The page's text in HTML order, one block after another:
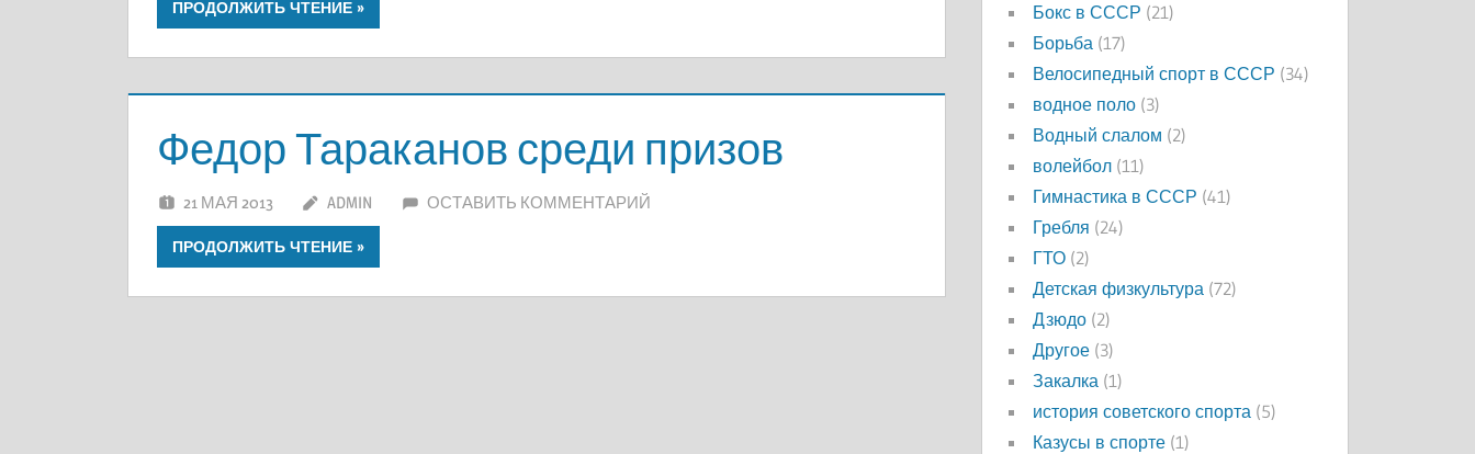
ПРОДОЛЖИТЬ ЧТЕНИЕ
Федор Тараканов среди призов
21 МАЯ 2013 ADMIN ОСТАВИТЬ КОММЕНТАРИЙ
ПРОДОЛЖИТЬ ЧТЕНИЕ
Бокс в СССР (21)
Борьба (17)
Велосипедный спорт в СССР (34)
водное поло (3)
Водный слалом (2)
волейбол (11)
Гимнастика в СССР (41)
Гребля (24)
ГТО (2)
Детская физкультура (72)
Дзюдо (2)
Другое (3)
Закалка (1)
история советского спорта (5)
Казусы в спорте (1)